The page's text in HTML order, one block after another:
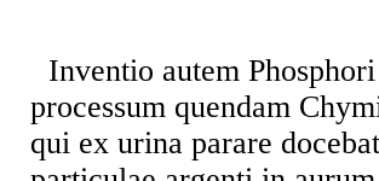
Inventio autem
processum quendam
qui ex urina parare